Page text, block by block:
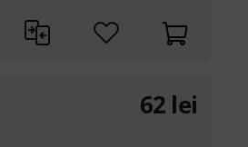
62 lei